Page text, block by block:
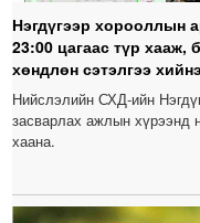
Нэгдүгээр хорооллын
23:00 цагаас түр
хөндлөн сэтэлгээ
Нийслэлийн СХД-ийн
засварлах ажлын хүрээнд
хаана.